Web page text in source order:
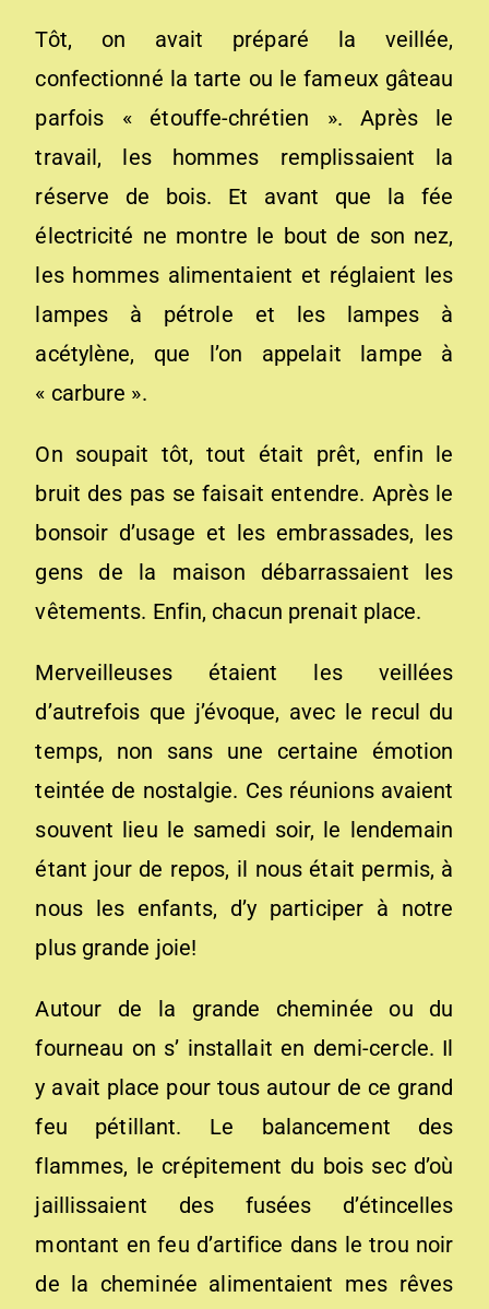
Tôt, on avait préparé la veillée,
confectionné la tarte ou le fameux gâteau
parfois « étouffe-chrétien ». Après le
travail, les hommes remplissaient la
réserve de bois. Et avant que la fée
électricité ne montre le bout de son nez,
les hommes alimentaient et réglaient les
lampes à pétrole et les lampes à
acétylène, que l’on appelait lampe à
« carbure ».
On soupait tôt, tout était prêt, enfin le
bruit des pas se faisait entendre. Après le
bonsoir d’usage et les embrassades, les
gens de la maison débarrassaient les
vêtements. Enfin, chacun prenait place.
Merveilleuses étaient les veillées
d’autrefois que j’évoque, avec le recul du
temps, non sans une certaine émotion
teintée de nostalgie. Ces réunions avaient
souvent lieu le samedi soir, le lendemain
étant jour de repos, il nous était permis, à
nous les enfants, d’y participer à notre
plus grande joie!
Autour de la grande cheminée ou du
fourneau on s’ installait en demi-cercle. Il
y avait place pour tous autour de ce grand
feu pétillant. Le balancement des
flammes, le crépitement du bois sec d’où
jaillissaient des fusées d’étincelles
montant en feu d’artifice dans le trou noir
de la cheminée alimentaient mes rêves